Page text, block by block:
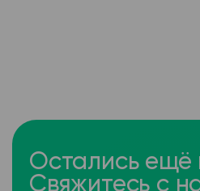
Остались ещё
Свяжитесь с